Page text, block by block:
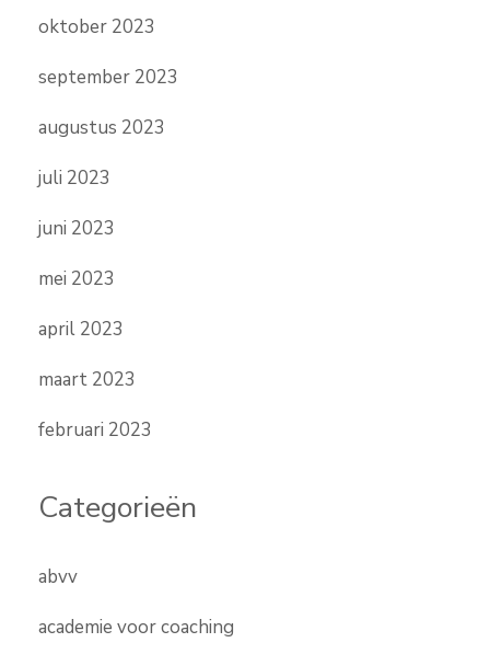
oktober 2023
september 2023
augustus 2023
juli 2023
juni 2023
mei 2023
april 2023
maart 2023
februari 2023
Categorieën
abvv
academie voor coaching